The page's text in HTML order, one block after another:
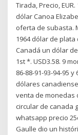
Tirada, Precio,
dólar Canoa
oferta de subasta.
1964 dólar de plata
Canadá un dólar
1st *. USD3.58. 9
86-88-91-93-94-95
dólares
venta de monedas
circular de canada
whatsapp precio
Gaulle dio un